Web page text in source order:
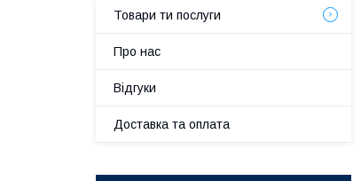
Товари ти послуги
Про нас
Відгуки
Доставка та оплата